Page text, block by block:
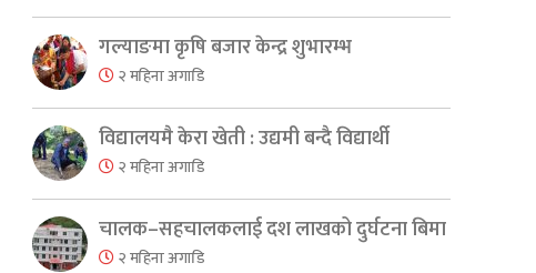
गल्याङमा कृषि बजार केन्द्र शुभारम्भ
२ महिना अगाडि
विद्यालयमै केरा खेती : उद्यमी बन्दै विद्यार्थी
२ महिना अगाडि
चालक–सहचालकलाई दश लाखको दुर्घटना बिमा
२ महिना अगाडि